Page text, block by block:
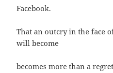
Facebook.
That an outcry in the face
will become
becomes more than a